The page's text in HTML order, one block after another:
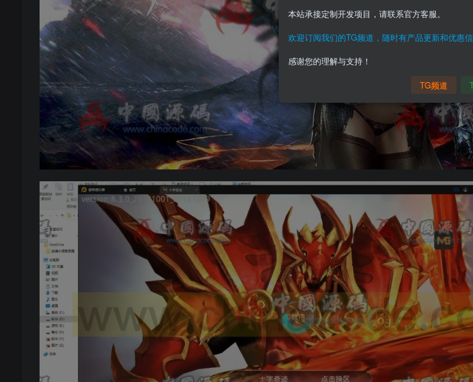
本站承接定制开发项目，请联系官方客服。
欢迎订阅我们的TG频道，随时有产品更新和优惠信
感谢您的理解与支持！
TG频道